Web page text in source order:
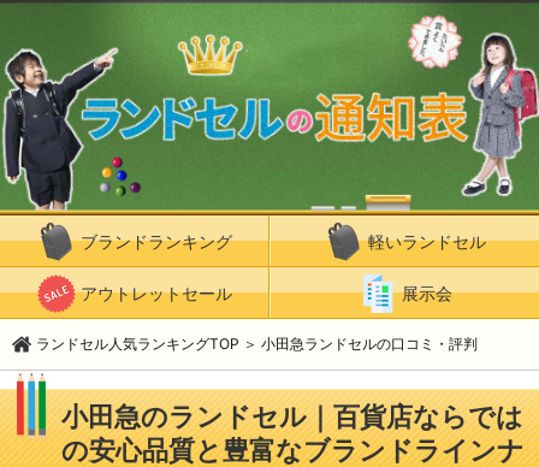
ブランドランキング 軽いランドセル
アウトレットセール 展示会
ランドセル人気ランキングTOP ＞ 小田急ランドセルの口コミ・評判
小田急のランドセル｜百貨店ならでは
の安心品質と豊富なブランドラインナ